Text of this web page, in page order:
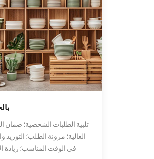
تلبية الطلبات الشخصية؛ ضمان
العالية؛ مرونة الطلب؛ التوريد
في الوقت المناسب؛ زيادة